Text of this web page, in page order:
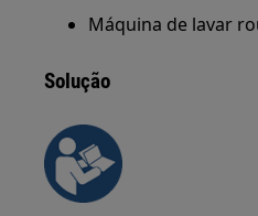
Máquina de lavar
Solução